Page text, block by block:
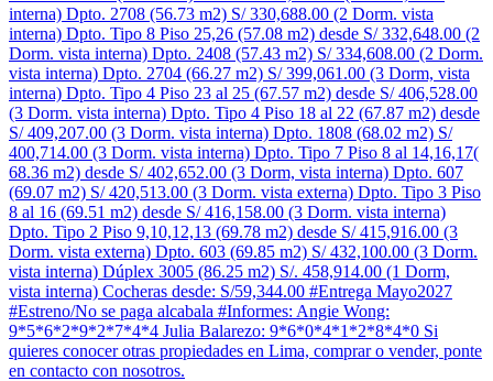
interna) Dpto. 2708 (56.73 m2) S/ 330,688.00 (2 Dorm. vista
interna) Dpto. Tipo 8 Piso 25,26 (57.08 m2) desde S/ 332,648.00 (2
Dorm. vista interna) Dpto. 2408 (57.43 m2) S/ 334,608.00 (2 Dorm.
vista interna) Dpto. 2704 (66.27 m2) S/ 399,061.00 (3 Dorm, vista
interna) Dpto. Tipo 4 Piso 23 al 25 (67.57 m2) desde S/ 406,528.00
(3 Dorm. vista interna) Dpto. Tipo 4 Piso 18 al 22 (67.87 m2) desde
S/ 409,207.00 (3 Dorm. vista interna) Dpto. 1808 (68.02 m2) S/
400,714.00 (3 Dorm. vista interna) Dpto. Tipo 7 Piso 8 al 14,16,17(
68.36 m2) desde S/ 402,652.00 (3 Dorm, vista interna) Dpto. 607
(69.07 m2) S/ 420,513.00 (3 Dorm. vista externa) Dpto. Tipo 3 Piso
8 al 16 (69.51 m2) desde S/ 416,158.00 (3 Dorm. vista interna)
Dpto. Tipo 2 Piso 9,10,12,13 (69.78 m2) desde S/ 415,916.00 (3
Dorm. vista externa) Dpto. 603 (69.85 m2) S/ 432,100.00 (3 Dorm.
vista interna) Dúplex 3005 (86.25 m2) S/. 458,914.00 (1 Dorm,
vista interna) Cocheras desde: S/59,344.00 #Entrega Mayo2027
#Estreno/No se paga alcabala #Informes: Angie Wong:
9*5*6*2*9*2*7*4*4 Julia Balarezo: 9*6*0*4*1*2*8*4*0 Si
quieres conocer otras propiedades en Lima, comprar o vender, ponte
en contacto con nosotros.